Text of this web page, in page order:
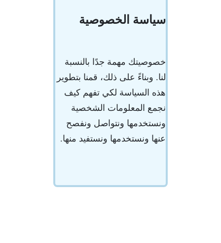
سياسة الخصوصية
خصوصيتك مهمة جدًا بالنسبة
لنا. وبناءً على ذلك، قمنا بتطوير
هذه السياسة لكي تفهم كيف
نجمع المعلومات الشخصية
ونستخدمها ونتواصل ونفصح
عنها ونستخدمها ونستفيد منها.